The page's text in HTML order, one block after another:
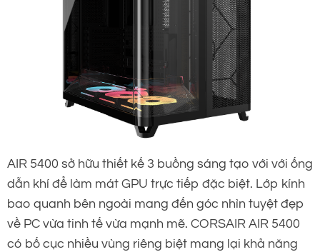
AIR 5400 sở hữu thiết kế 3 buồng sáng tạo với với ống
dẫn khí để làm mát GPU trực tiếp đặc biệt. Lớp kính
bao quanh bên ngoài mang đến góc nhìn tuyệt đẹp
về PC vừa tinh tế vừa mạnh mẽ. CORSAIR AIR 5400
có bố cục nhiều vùng riêng biệt mang lại khả năng